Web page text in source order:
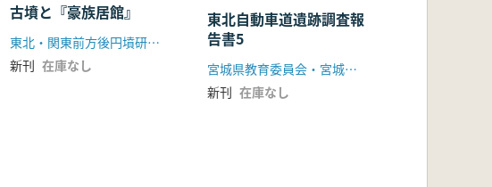
古墳と『豪族居館』
東北・関東前方後円墳研究会
新刊 在庫なし
東北自動車道遺跡調査報
告書5
宮城県教育委員会・宮城県文化財保護協会
新刊 在庫なし